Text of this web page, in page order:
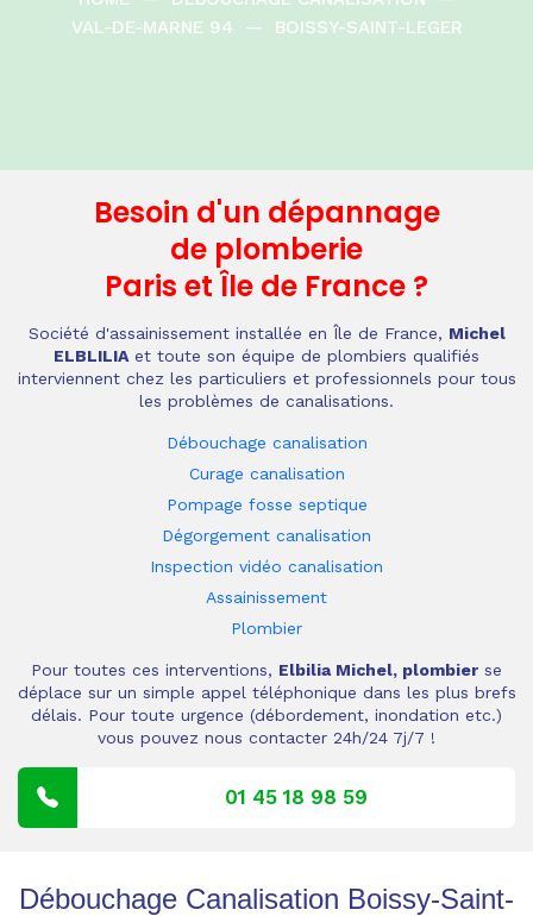
VAL-DE-MARNE 94
— BOISSY-SAINT-LEGER
Besoin d'un dépannage
de plomberie
Paris et Île de France ?
Société d'assainissement installée en Île de France, Michel
ELBLILIA et toute son équipe de plombiers qualifiés
interviennent chez les particuliers et professionnels pour tous
les problèmes de canalisations.
Débouchage canalisation
Curage canalisation
Pompage fosse septique
Dégorgement canalisation
Inspection vidéo canalisation
Assainissement
Plombier
Pour toutes ces interventions, Elbilia Michel, plombier se
déplace sur un simple appel téléphonique dans les plus brefs
délais. Pour toute urgence (débordement, inondation etc.)
vous pouvez nous contacter 24h/24 7j/7 !
01 45 18 98 59
Débouchage Canalisation Boissy-Saint-